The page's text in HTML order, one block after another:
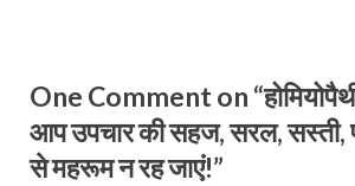
One Comment on
आप उपचार की सहज, सरल, सस्ती,
से महरूम न रह जाएं!”